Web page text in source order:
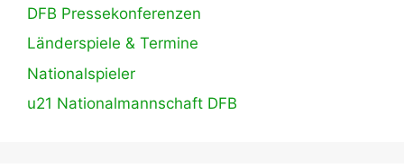
DFB Pressekonferenzen
Länderspiele & Termine
Nationalspieler
u21 Nationalmannschaft DFB